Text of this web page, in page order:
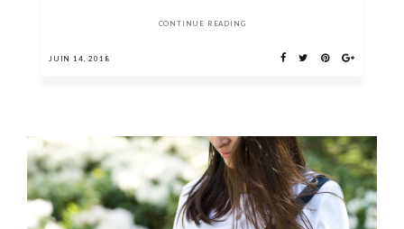
CONTINUE READING
JUIN 14, 2018